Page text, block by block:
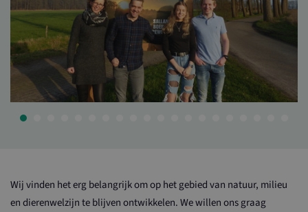
Wij vinden het erg belangrijk om op het gebied van natuur, milieu
en dierenwelzijn te blijven ontwikkelen. We willen ons graag